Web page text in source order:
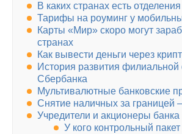
В каких странах есть
Тарифы на роуминг у
Карты «Мир» скоро могут
странах
Как вывести деньги через
История развития филиальной
Сбербанка
Мультивалютные банковские
Снятие наличных за
Учредители и акционеры банка
У кого контрольный пакет